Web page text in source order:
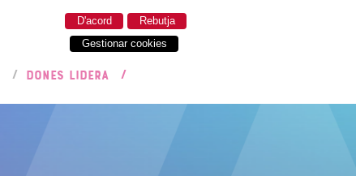
Rebutja
D'acord
Gestionar cookies
DONES LIDERA